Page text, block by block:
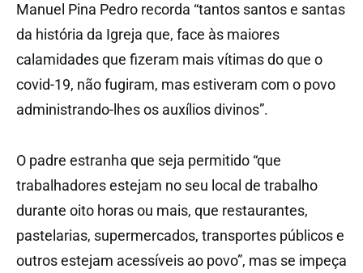
Manuel Pina Pedro recorda “tantos santos e santas
da história da Igreja que, face às maiores
calamidades que fizeram mais vítimas do que o
covid-19, não fugiram, mas estiveram com o povo
administrando-lhes os auxílios divinos”.
O padre estranha que seja permitido “que
trabalhadores estejam no seu local de trabalho
durante oito horas ou mais, que restaurantes,
pastelarias, supermercados, transportes públicos e
outros estejam acessíveis ao povo”, mas se impeça